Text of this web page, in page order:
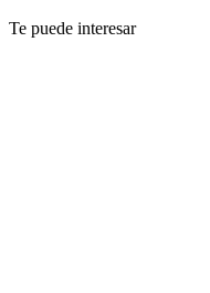
Te puede interesar